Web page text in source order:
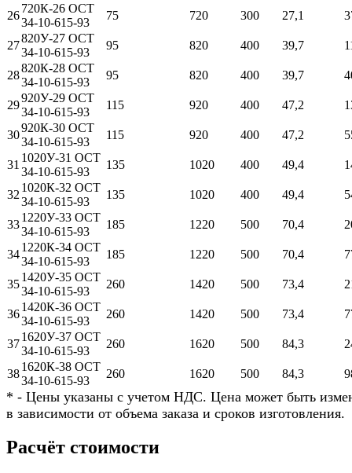
26
720К-26 ОСТ
34-10-615-93
75 720 300 27,1
27
820У-27 ОСТ
34-10-615-93
95 820 400 39,7
28
820К-28 ОСТ
34-10-615-93
95 820 400 39,7
29
920У-29 ОСТ
34-10-615-93
115 920 400 47,2
30
920К-30 ОСТ
34-10-615-93
115 920 400 47,2
31
1020У-31 ОСТ
34-10-615-93
135 1020 400 49,4
32
1020К-32 ОСТ
34-10-615-93
135 1020 400 49,4
33
1220У-33 ОСТ
34-10-615-93
185 1220 500 70,4
34
1220К-34 ОСТ
34-10-615-93
185 1220 500 70,4
35
1420У-35 ОСТ
34-10-615-93
260 1420 500 73,4
36
1420К-36 ОСТ
34-10-615-93
260 1420 500 73,4
37
1620У-37 ОСТ
34-10-615-93
260 1620 500 84,3
38
1620К-38 ОСТ
34-10-615-93
260 1620 500 84,3
* - Цены указаны с учетом НДС. Цена может быть
в зависимости от объема заказа и сроков изготовления.
Расчёт стоимости